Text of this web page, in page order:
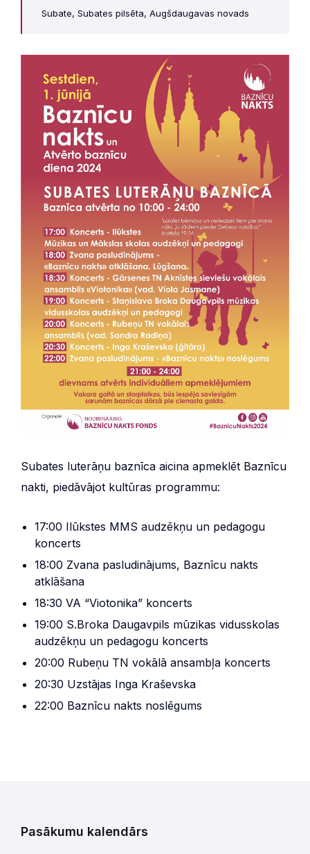
Subate, Subates pilsēta, Augšdaugavas novads
Subates luterāņu baznīca aicina apmeklēt Baznīcu
nakti, piedāvājot kultūras programmu:
17:00 Ilūkstes MMS audzēkņu un pedagogu
koncerts
18:00 Zvana pasludinājums, Baznīcu nakts
atklāšana
18:30 VA “Viotonika” koncerts
19:00 S.Broka Daugavpils mūzikas vidusskolas
audzēkņu un pedagogu koncerts
20:00 Rubeņu TN vokālā ansambļa koncerts
20:30 Uzstājas Inga Kraševska
22:00 Baznīcu nakts noslēgums
Pasākumu kalendārs